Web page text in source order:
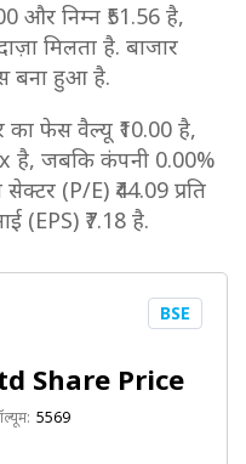
और निम्न ₹51.56 है,
मिलता है. बाजार
बना हुआ है.
का फेस वैल्यू ₹10.00 है,
है, जबकि कंपनी 0.00%
(P/E) ₹44.09 प्रति
(EPS) ₹7.18 है.
Share Price
5569
BSE